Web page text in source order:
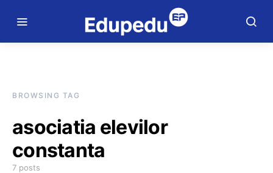
BROWSING TAG
asociatia elevilor
constanta
7 posts